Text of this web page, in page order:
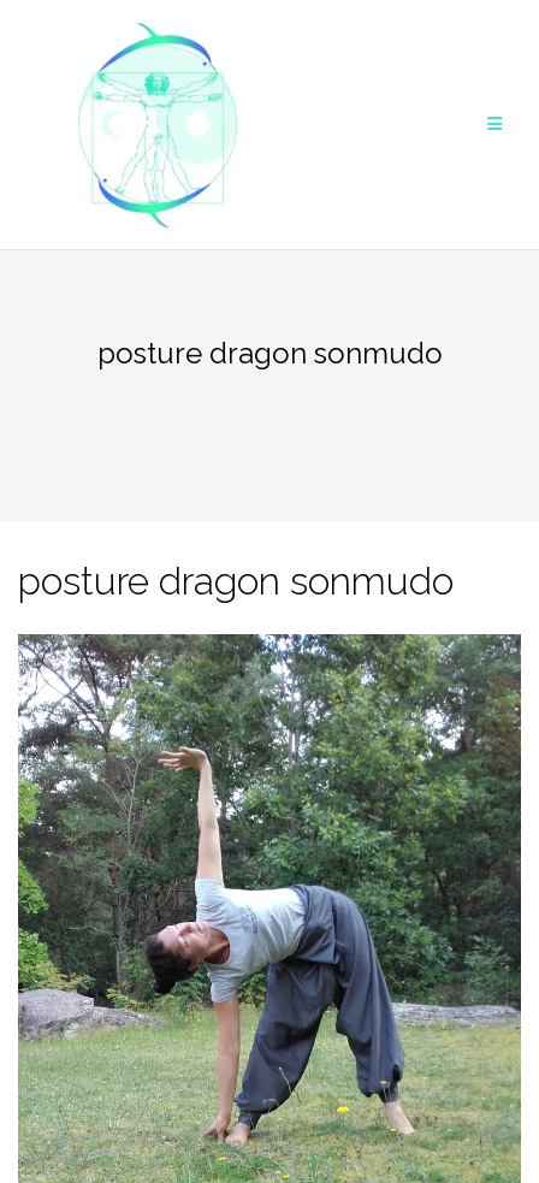
posture dragon sonmudo
posture dragon sonmudo